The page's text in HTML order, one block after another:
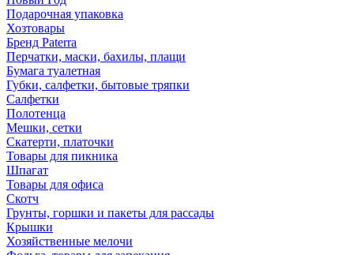
Подарочная упаковка
Хозтовары
Бренд Paterra
Перчатки, маски, бахилы, плащи
Бумага туалетная
Губки, салфетки, бытовые тряпки
Салфетки
Полотенца
Мешки, сетки
Скатерти, платочки
Товары для пикника
Шпагат
Товары для офиса
Скотч
Грунты, горшки и пакеты для рассады
Крышки
Хозяйственные мелочи